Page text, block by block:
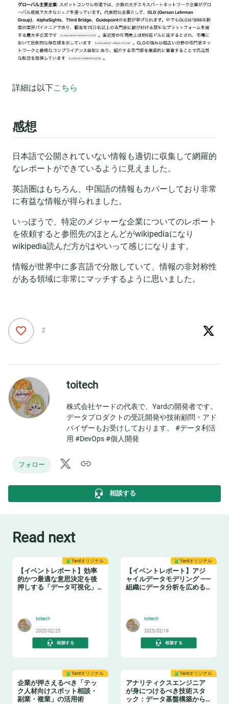
詳細は以下こちら
感想
日本語で公開されていない情報も適切に収集して網羅的
なレポートができているように見えました。
英語圏はもちろん、中国語の情報もカバーしており非常
に有益な情報が得られました。
いっぽうで、特定のメジャーな企業についてのレポート
を依頼すると参照先のほとんどがwikipediaになり
wikipedia読んだ方がはやいって感じになります。
情報が世界中に多言語で分散していて、情報の非対称性
がある領域に非常にマッチするように思いました。
2
toitech
株式会社ヤードの代表で、Yardの開発者です。
データプロダクトの受託開発や技術顧問・アド
バイザーもお受けしております。 #データ利活
用 #DevOps #個人開発
フォロー
相談する
Read next
Yardオリジナル
【イベントレポート】効率
的かつ最適な意思決定を後
押しする「データ可視化」
toitech
2025/02/25
相談する
Yardオリジナル
【イベントレポート】アジ
ャイルデータモデリング ——
組織にデータ分析を広める
toitech
2025/02/19
相談する
Yardオリジナル
企業が押さえるべき「テッ
ク人材向けスポット相談・
副業・複業」の活用術
Yardオリジナル
アナリティクスエンジニア
が身につけるべき技術スタ
ック：データ基盤構築からBI